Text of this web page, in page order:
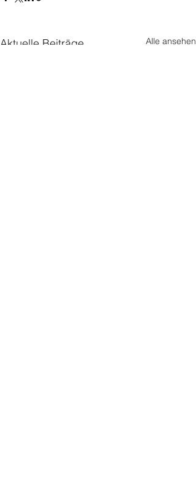
Aktuelle Beiträge Alle ansehen